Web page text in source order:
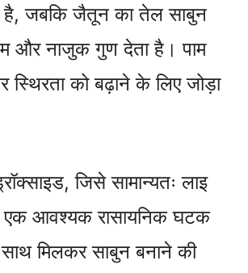
है, जबकि जैतून का तेल साबुन
और नाजुक गुण देता है। पाम
को बढ़ाने के लिए जोड़ा
जिसे सामान्यतः लाइ
एक आवश्यक रासायनिक घटक
मिलकर साबुन बनाने की